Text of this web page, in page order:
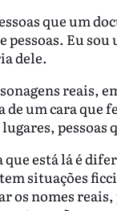
que um
Eu sou
dele.
reais,
um cara que
pessoas
está lá é
situações
os nomes